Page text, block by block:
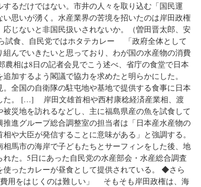
るだけではない。市井の人々を取り込む「国民運
思いが湧く。水産業界の苦境を招いたのは岸田政権
じないと非国民扱いされないか。（曽田晋太郎、安
試食、自民党ではホタテカレー 「政府全体として
んでいきたいと思っており、わが国の水産物の消費
相は8日の記者会見でこう述べ、省庁の食堂で日本
加するよう閣議で協力を求めたと明らかにした。
全国の自衛隊の駐屯地や基地で提供する食事に日本
た。 […] 岸田文雄首相や西村康稔経済産業相、渡
災地を訪れるなどし、主に福島県産の魚を試食して
進グループ総合調整室の担当者は「日本産水産物の
や大臣が発信することに意味がある」と強調する。
馬市の海岸で子どもたちとサーフィンをした後、地
た。5日にあった自民党の水産部会・水産総合調査
ったカレーが昼食として提供されている。 ◆さら
用をはじくのは難しい」 そもそも岸田政権は、海